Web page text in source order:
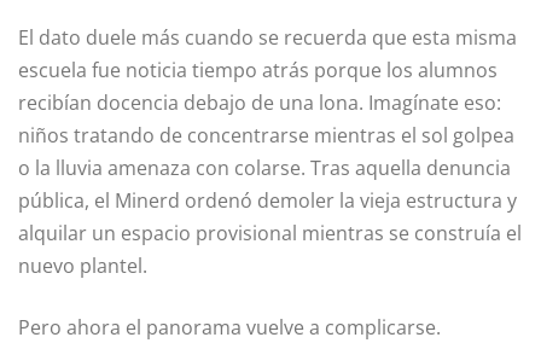
El dato duele más cuando se recuerda que esta misma
escuela fue noticia tiempo atrás porque los alumnos
recibían docencia debajo de una lona. Imagínate eso:
niños tratando de concentrarse mientras el sol golpea
o la lluvia amenaza con colarse. Tras aquella denuncia
pública, el Minerd ordenó demoler la vieja estructura y
alquilar un espacio provisional mientras se construía el
nuevo plantel.
Pero ahora el panorama vuelve a complicarse.